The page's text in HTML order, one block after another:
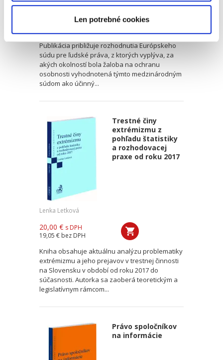
Len potrebné cookies
Marica Pirošíková
s DPH
Publikácia približuje rozhodnutia Európskeho
súdu pre ľudské práva, z ktorých vyplýva, za
akých okolností bola žaloba na ochranu
osobnosti vyhodnotená týmto medzinárodným
súdom ako účinný...
Trestné činy
extrémizmu z
pohľadu štatistiky
a rozhodovacej
praxe od roku 2017
Lenka Letková
20,00 € s DPH
19,05 € bez DPH
Kniha obsahuje aktuálnu analýzu problematiky
extrémizmu a jeho prejavov v trestnej činnosti
na Slovensku v období od roku 2017 do
súčasnosti. Autorka sa zaoberá teoretickým a
legislatívnym rámcom...
Právo spoločníkov
na informácie